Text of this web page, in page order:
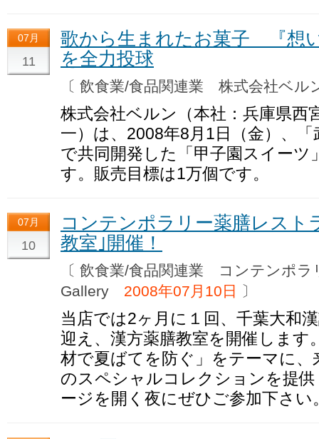
07月
11
歌から生まれたお菓子 『想
を全力投球
〔 飲食業/食品関連業 株式会社ベ
株式会社ベルン（本社：兵庫県西
一）は、2008年8月1日（金）、
で共同開発した「甲子園スイーツ
す。販売目標は1万個です。
07月
10
コンテンポラリー薬膳レス
教室｣開催！
〔 飲食業/食品関連業 コンテンポ
Gallery 2008年07月10日 〕
当店では2ヶ月に１回、千葉大和
迎え、漢方薬膳教室を開催します
材で夏ばてを防ぐ」をテーマに、
のスペシャルコレクションを提
ージを開く夜にぜひご参加下さい